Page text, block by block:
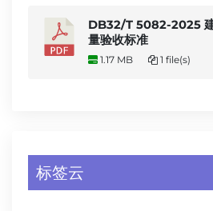
DB32/T 5082-2025
量验收标准
1.17 MB 1 file(s)
标签云